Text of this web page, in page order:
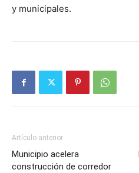
y municipales.
Artículo anterior
Municipio acelera
construcción de corredor